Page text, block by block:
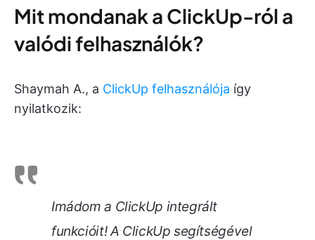
Mit mondanak a ClickUp-ról a
valódi felhasználók?
Shaymah A., a ClickUp felhasználója így
nyilatkozik:
Imádom a ClickUp integrált
funkcióit! A ClickUp segítségével